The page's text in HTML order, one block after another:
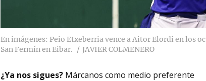
En imágenes: Peio Etxeberria vence a Aitor Elordi en los
San Fermín en Eibar.
JAVIER COLMENERO
¿Ya nos sigues? Márcanos como medio preferente